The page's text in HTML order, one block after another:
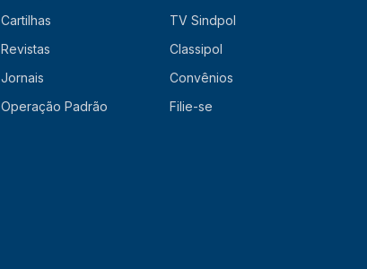
Cartilhas
Revistas
Jornais
Operação Padrão
TV Sindpol
Classipol
Convênios
Filie-se